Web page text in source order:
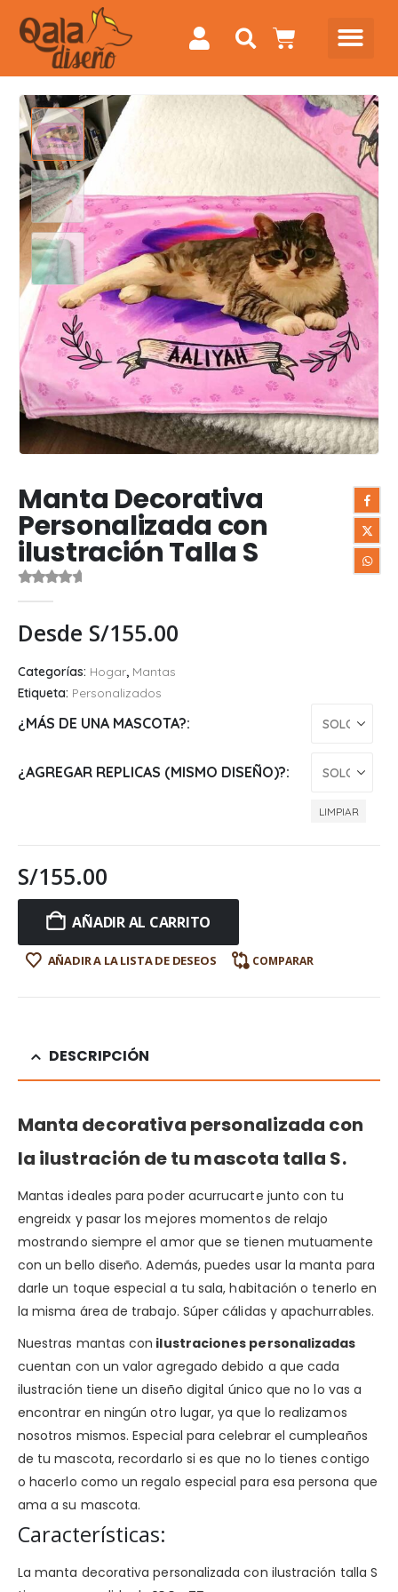
Manta Decorativa
Personalizada con
ilustración Talla S
Desde S/155.00
Categorías: Hogar, Mantas
Etiqueta: Personalizados
¿MÁS DE UNA MASCOTA?
¿AGREGAR REPLICAS (MISMO DISEÑO)?
LIMPIAR
S/155.00
AÑADIR AL CARRITO
AÑADIR A LA LISTA DE DESEOS COMPARAR
DESCRIPCIÓN
Manta decorativa personalizada con
la ilustración de tu mascota talla S.
Mantas ideales para poder acurrucarte junto con tu
engreidx y pasar los mejores momentos de relajo
mostrando siempre el amor que se tienen mutuamente
con un bello diseño. Además, puedes usar la manta para
darle un toque especial a tu sala, habitación o tenerlo en
la misma área de trabajo. Súper cálidas y apachurrables.
Nuestras mantas con ilustraciones personalizadas
cuentan con un valor agregado debido a que cada
ilustración tiene un diseño digital único que no lo vas a
encontrar en ningún otro lugar, ya que lo realizamos
nosotros mismos. Especial para celebrar el cumpleaños
de tu mascota, recordarlo si es que no lo tienes contigo
o hacerlo como un regalo especial para esa persona que
ama a su mascota.
Características:
La manta decorativa personalizada con ilustración talla S